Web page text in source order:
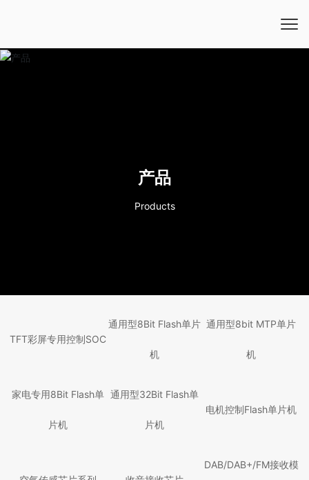
产品
Products
TFT彩屏专用控制SOC
通用型8Bit Flash单片
机
通用型8bit MTP单片
机
家电专用8Bit Flash单
片机
通用型32Bit Flash单
片机
电机控制Flash单片机
DAB/DAB+/FM接收模